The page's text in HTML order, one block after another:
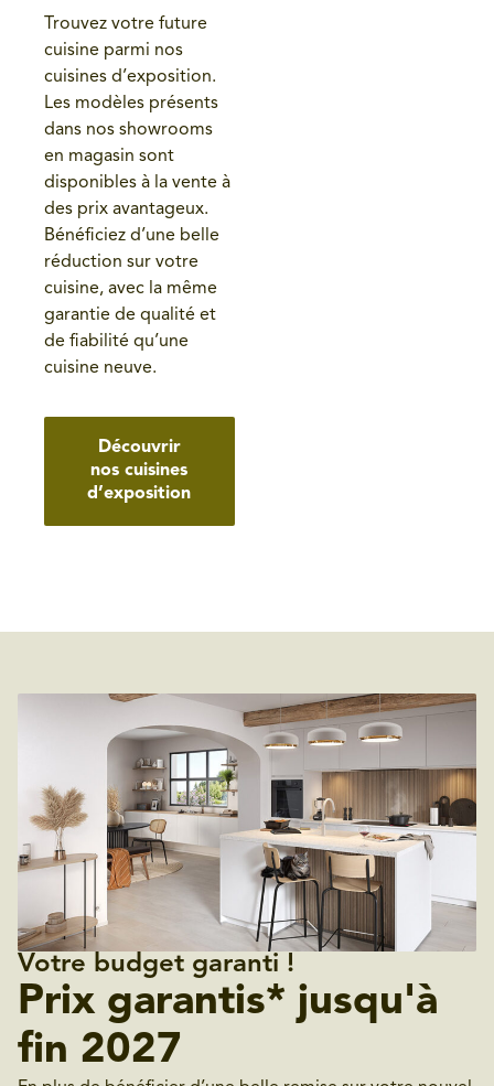
Trouvez votre future
cuisine parmi nos
cuisines d’exposition.
Les modèles présents
dans nos showrooms
en magasin sont
disponibles à la vente à
des prix avantageux.
Bénéficiez d’une belle
réduction sur votre
cuisine, avec la même
garantie de qualité et
de fiabilité qu’une
cuisine neuve.
Découvrir
nos cuisines
d’exposition
Votre budget garanti !
Prix garantis* jusqu'à
fin 2027